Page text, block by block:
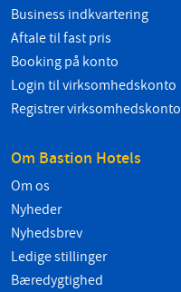
Business indkvartering
Aftale til fast pris
Booking på konto
Login til virksomhedskonto
Registrer virksomhedskonto
Om Bastion Hotels
Om os
Nyheder
Nyhedsbrev
Ledige stillinger
Bæredygtighed